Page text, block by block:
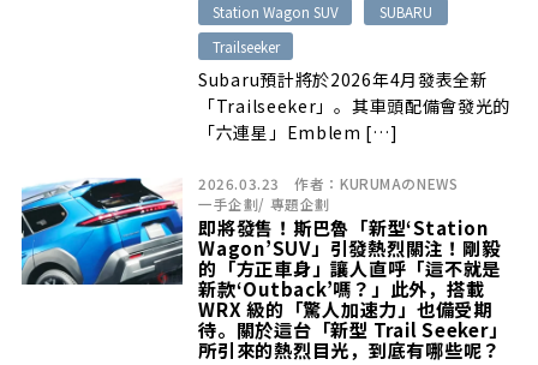
Station Wagon SUV
SUBARU
Trailseeker
Subaru預計將於2026年4月發表全新
「Trailseeker」。其車頭配備會發光的
「六連星」Emblem […]
2026.03.23 作者： KURUMAのNEWS
一手企劃/ 專題企劃
即將發售！斯巴魯「新型‘Station
Wagon’SUV」引發熱烈關注！剛毅
的「方正車身」讓人直呼「這不就是
新款‘Outback’嗎？」此外，搭載
WRX 級的「驚人加速力」也備受期
待。關於這台「新型 Trail Seeker」
所引來的熱烈目光，到底有哪些呢？